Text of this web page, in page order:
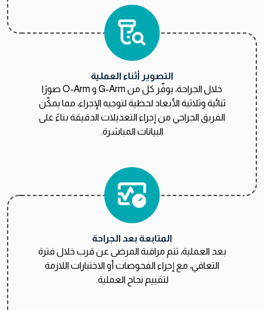
التصوير أثناء العملية
خلال الجراحة، يوفّر كل من G-Arm و O-Arm صورًا
ثنائية وثلاثية الأبعاد لحظية لتوجيه الإجراء، مما يمكّن
الفريق الجراحي من إجراء التعديلات الدقيقة بناءً على
البيانات المباشرة.
المتابعة بعد الجراحة
بعد العملية، تتم مراقبة المرضى عن قرب خلال فترة
التعافي، مع إجراء الفحوصات أو الاختبارات اللازمة
لتقييم نجاح العملية.